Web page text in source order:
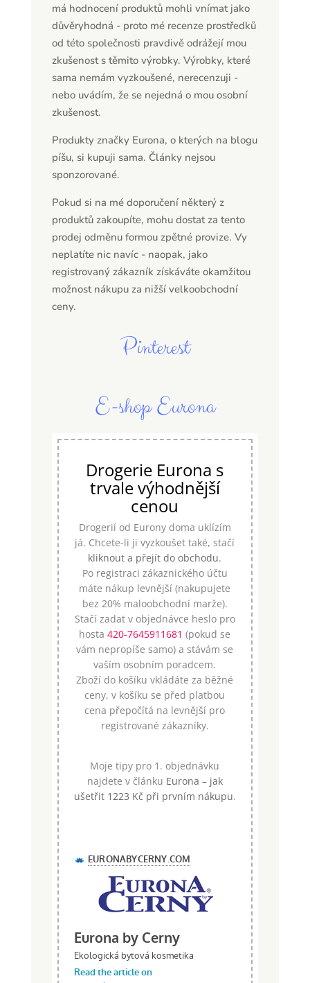
má hodnocení produktů mohli vnímat jako
důvěryhodná - proto mé recenze prostředků
od této společnosti pravdivě odrážejí mou
zkušenost s těmito výrobky. Výrobky, které
sama nemám vyzkoušené, nerecenzuji -
nebo uvádím, že se nejedná o mou osobní
zkušenost.
Produkty značky Eurona, o kterých na blogu
píšu, si kupuji sama. Články nejsou
sponzorované.
Pokud si na mé doporučení některý z
produktů zakoupíte, mohu dostat za tento
prodej odměnu formou zpětné provize. Vy
neplatíte nic navíc - naopak, jako
registrovaný zákazník získáváte okamžitou
možnost nákupu za nižší velkoobchodní
ceny.
Pinterest
E-shop Eurona
Drogerie Eurona s
trvale výhodnější
cenou
Drogerií od Eurony doma uklízím
já. Chcete-li ji vyzkoušet také, stačí
kliknout a přejít do obchodu.
Po registraci zákaznického účtu
máte nákup levnější (nakupujete
bez 20% maloobchodní marže).
Stačí zadat v objednávce heslo pro
hosta420-7645911681 (pokud se
vám nepropíše samo) a stávám se
vaším osobním poradcem.
Zboží do košíku vkládáte za běžné
ceny, v košíku se před platbou
cena přepočítá na levnější pro
registrované zákazníky.
Moje tipy pro 1. objednávku
najdete v článku Eurona – jak
ušetřit 1223 Kč při prvním nákupu.